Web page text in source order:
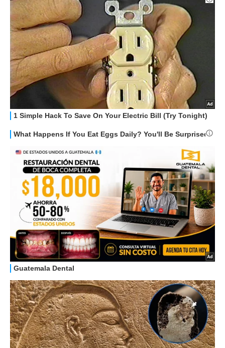
STREAMING E SERIE TV